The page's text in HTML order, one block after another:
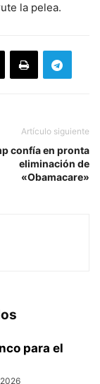
la pelea.
Artículo siguiente
confía en pronta
eliminación de
«Obamacare»
para el